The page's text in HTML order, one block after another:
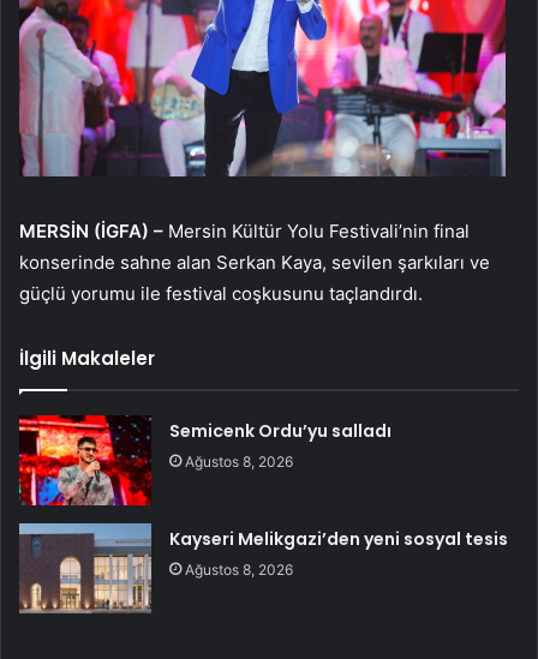
MERSİN (İGFA) – Mersin Kültür Yolu Festivali’nin final
konserinde sahne alan Serkan Kaya, sevilen şarkıları ve
güçlü yorumu ile festival coşkusunu taçlandırdı.
İlgili Makaleler
Semicenk Ordu’yu salladı
Ağustos 8, 2026
Kayseri Melikgazi’den yeni sosyal tesis
Ağustos 8, 2026